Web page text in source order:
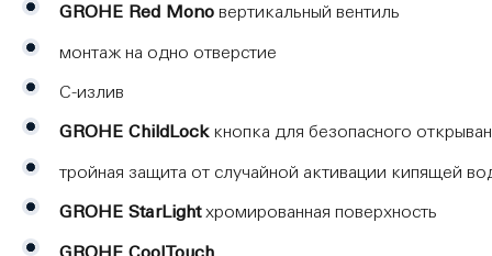
GROHE Red Mono вертикальный вентиль
монтаж на одно отверстие
C-излив
GROHE ChildLockкнопка для безопасного
тройная защита от случайной активации кипящей
GROHE StarLightхромированная поверхность